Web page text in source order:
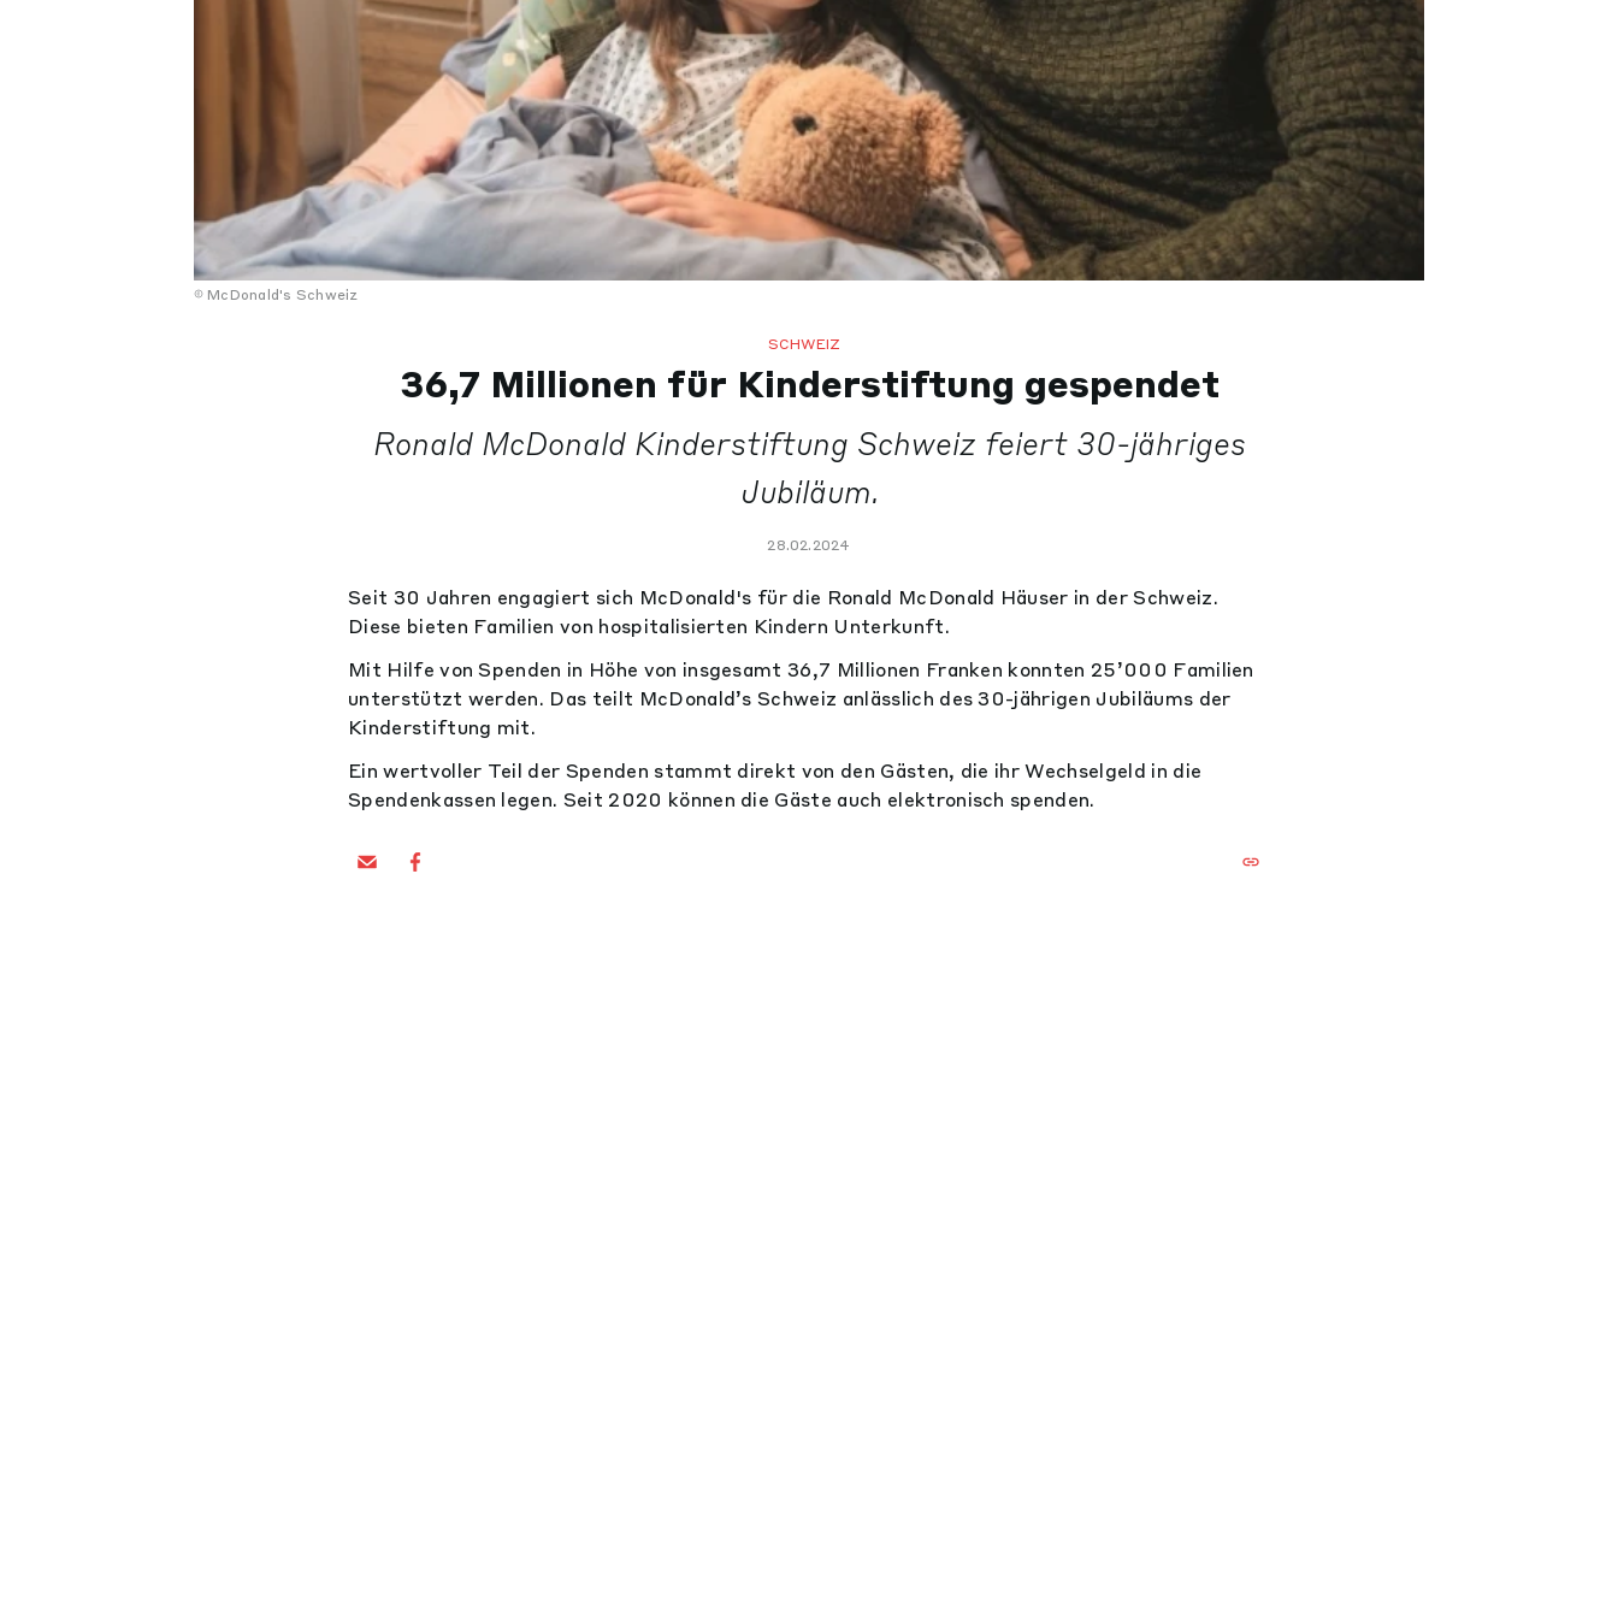
McDonald's Schweiz
SCHWEIZ
36,7 Millionen für Kinderstiftung gespendet
Ronald McDonald Kinderstiftung Schweiz feiert 30-jähriges
Jubiläum.
28.02.2024
Seit 30 Jahren engagiert sich McDonald's für die Ronald McDonald Häuser in der Schweiz.
Diese bieten Familien von hospitalisierten Kindern Unterkunft.
Mit Hilfe von Spenden in Höhe von insgesamt 36,7 Millionen Franken konnten 25’000 Familien
unterstützt werden. Das teilt McDonald’s Schweiz anlässlich des 30-jährigen Jubiläums der
Kinderstiftung mit.
Ein wertvoller Teil der Spenden stammt direkt von den Gästen, die ihr Wechselgeld in die
Spendenkassen legen. Seit 2020 können die Gäste auch elektronisch spenden.